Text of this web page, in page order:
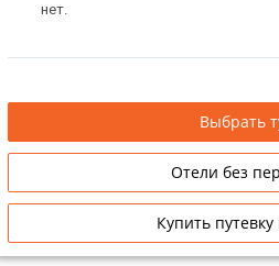
нет.
Выбрать
Отели без
Купить